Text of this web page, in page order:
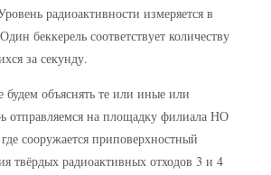
радиоактивности измеряется в
беккерель соответствует количеству
за секунду.
объяснять те или иные или
отправляемся на площадку филиала НО
сооружается приповерхностный
твёрдых радиоактивных отходов 3 и 4